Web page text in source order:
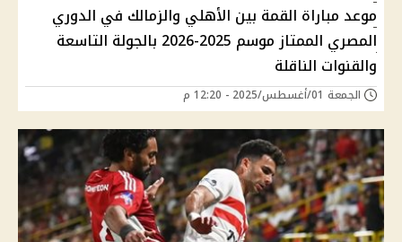
موعد مباراة القمة بين الأهلي والزمالك في الدوري
المصري الممتاز موسم 2025-2026 بالجولة التاسعة
والقنوات الناقلة
الجمعة 01/أغسطس/2025 - 12:20 م